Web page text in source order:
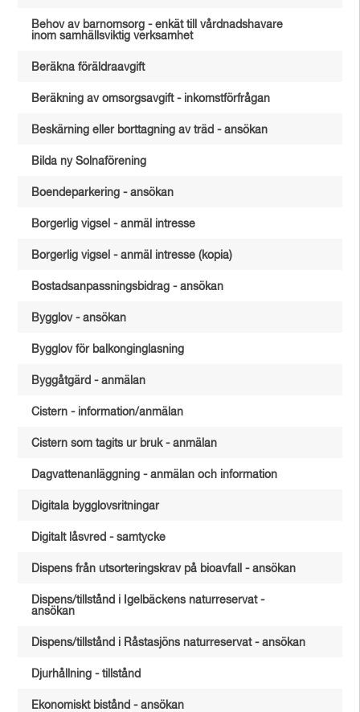
Behov av barnomsorg - enkät till vårdnadshavare
inom samhällsviktig verksamhet
Beräkna föräldraavgift
Beräkning av omsorgsavgift - inkomstförfrågan
Beskärning eller borttagning av träd - ansökan
Bilda ny Solnaförening
Boendeparkering - ansökan
Borgerlig vigsel - anmäl intresse
Borgerlig vigsel - anmäl intresse (kopia)
Bostadsanpassningsbidrag - ansökan
Bygglov - ansökan
Bygglov för balkonginglasning
Byggåtgärd - anmälan
Cistern - information/anmälan
Cistern som tagits ur bruk - anmälan
Dagvattenanläggning - anmälan och information
Digitala bygglovsritningar
Digitalt låsvred - samtycke
Dispens från utsorteringskrav på bioavfall - ansökan
Dispens/tillstånd i Igelbäckens naturreservat -
ansökan
Dispens/tillstånd i Råstasjöns naturreservat - ansökan
Djurhållning - tillstånd
Ekonomiskt bistånd - ansökan